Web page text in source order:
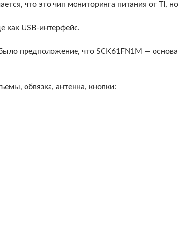
что это чип мониторинга питания от TI, но
как USB-интерфейс.
предположение, что SCK61FN1M — основа
обвязка, антенна, кнопки: